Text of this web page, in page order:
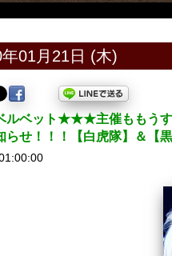
01月21日 (木)
ベット★★★主催ももうすぐ
らせ！！！【白虎隊】＆【黒